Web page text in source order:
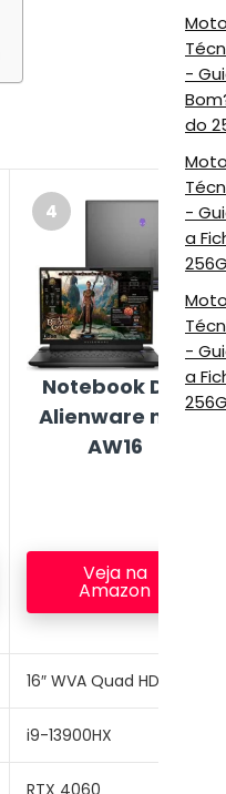
4
Notebook Dell
Alienware m16
AW16
Veja na
Amazon
16″ WVA Quad HD
i9-13900HX
-
do
-
a
-
a